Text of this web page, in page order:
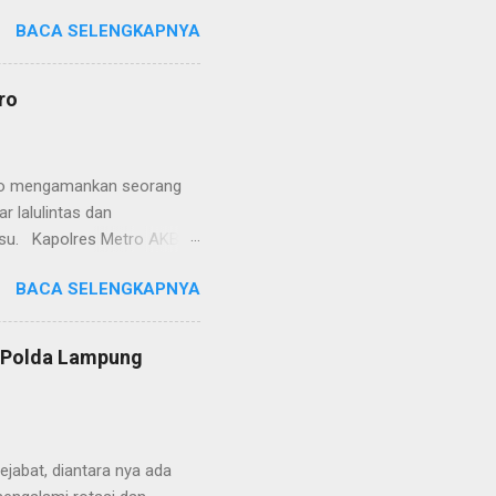
Kapolres Metro AKBP
memberikan
baik informasi
ketika telah
BACA SELENGKAPNYA
mengamankan seorang
lalulintas dan
Kapolres Metro AKBP
Taqwa, Jalan AH
Polres Metro
tepatnya di TL Taqwa
bongkar muat tepung
BACA SELENGKAPNYA
Lampung
diantara nya ada